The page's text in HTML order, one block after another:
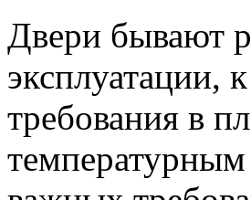
Двери бывают
эксплуатации,
требования в